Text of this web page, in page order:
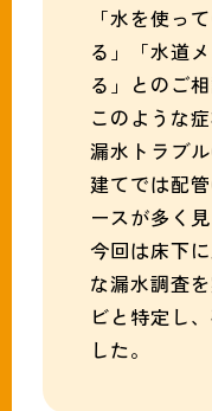
「水を使っ
る」「水道
る」とのご
このような
漏水トラブ
建てでは配
ースが多く見
今回は床下
な漏水調査
ビと特定し
した。